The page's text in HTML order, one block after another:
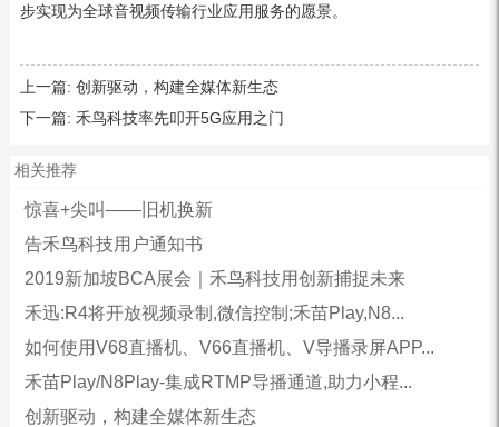
步实现为全球音视频传输行业应用服务的愿景。
上一篇: 创新驱动，构建全媒体新生态
下一篇: 禾鸟科技率先叩开5G应用之门
相关推荐
惊喜+尖叫——旧机换新
告禾鸟科技用户通知书
2019新加坡BCA展会｜禾鸟科技用创新捕捉未来
禾迅:R4将开放视频录制,微信控制;禾苗Play,N8...
如何使用V68直播机、V66直播机、V导播录屏APP...
禾苗Play/N8Play-集成RTMP导播通道,助力小程...
创新驱动，构建全媒体新生态